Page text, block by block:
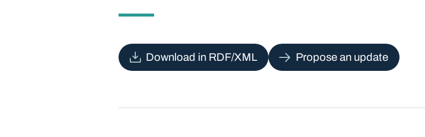
Download in RDF/XML Propose an update